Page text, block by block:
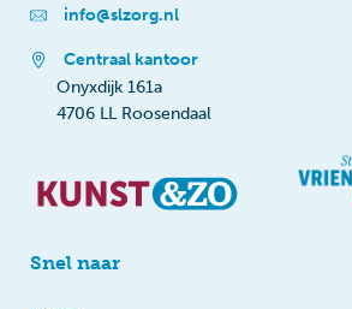
info@slzorg.nl
Centraal kantoor
Onyxdijk 161a
4706 LL Roosendaal
Snel naar